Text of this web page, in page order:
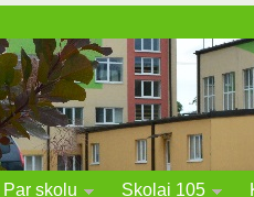
Par skolu Skolai 105